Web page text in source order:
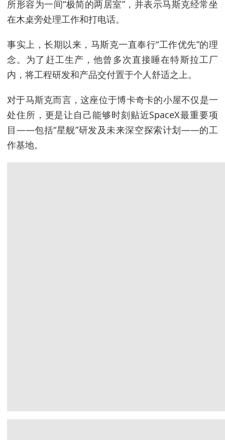
所形容为一间“极简的两居室”，并表示马斯克经常坐
在木桌旁处理工作和打电话。
事实上，长期以来，马斯克一直奉行“工作优先”的理
念。为了赶工生产，他曾多次直接睡在特斯拉工厂
内，将工程研发和产品交付置于个人舒适之上。
对于马斯克而言，这座位于博卡奇卡的小屋不仅是一
处住所，更是让自己能够时刻贴近SpaceX最重要项
目——包括“星舰”研发及未来深空探索计划——的工
作基地。